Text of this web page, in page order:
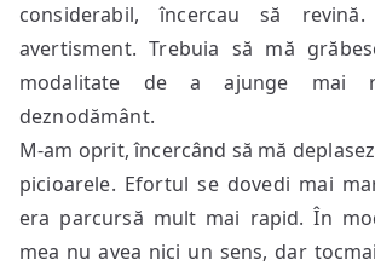
considerabil, încercau să
avertisment. Trebuia să mă
modalitate de a ajunge mai
deznodământ.
M-am oprit, încercând să mă
picioarele. Efortul se dovedi mai
era parcursă mult mai rapid. În
mea nu avea nici un sens, dar